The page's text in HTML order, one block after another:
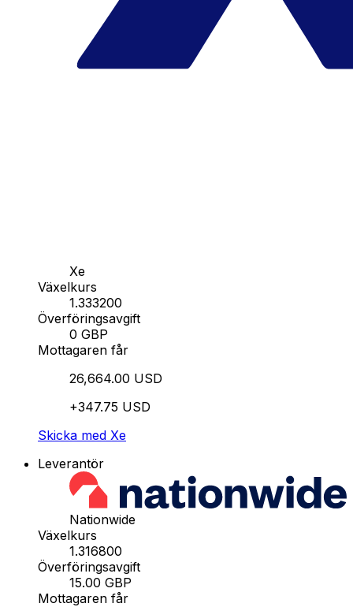
Xe
Växelkurs
1.333200
Överföringsavgift
0 GBP
Mottagaren får
26,664.00 USD
+347.75 USD
Skicka med Xe
Leverantör
Nationwide
Växelkurs
1.316800
Överföringsavgift
15.00 GBP
Mottagaren får